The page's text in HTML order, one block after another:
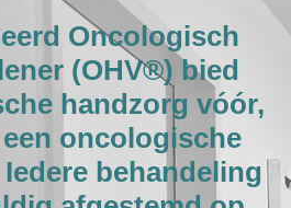
Oncologisch
(OHV®) bied
handzorg vóór,
oncologische
behandeling